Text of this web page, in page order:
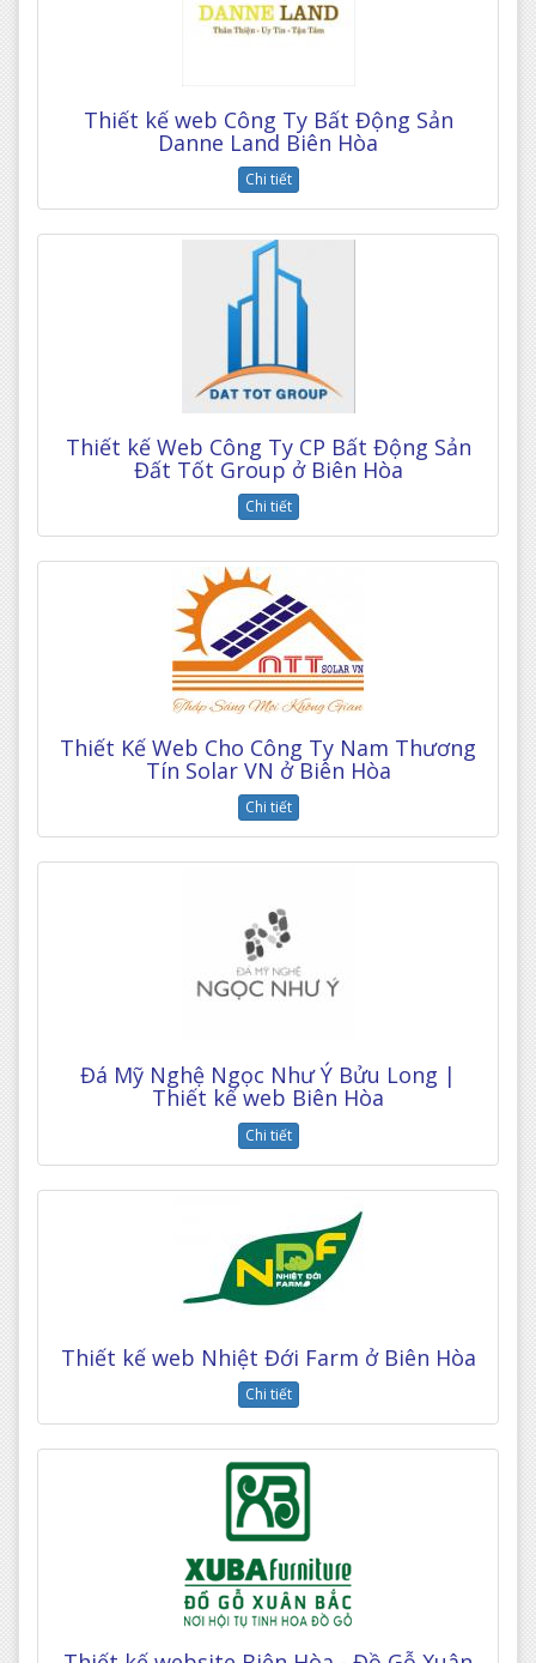
Thiết kế web Công Ty Bất Động Sản
Danne Land Biên Hòa
Chi tiết
Thiết kế Web Công Ty CP Bất Động Sản
Đất Tốt Group ở Biên Hòa
Chi tiết
Thiết Kế Web Cho Công Ty Nam Thương
Tín Solar VN ở Biên Hòa
Chi tiết
Đá Mỹ Nghệ Ngọc Như Ý Bửu Long |
Thiết kế web Biên Hòa
Chi tiết
Thiết kế web Nhiệt Đới Farm ở Biên Hòa
Chi tiết